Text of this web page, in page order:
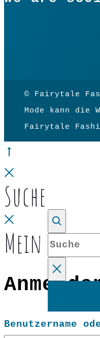
© Fairytale
Mode kann die
Fairytale
top
Suche
Suche
Mein Konto
Benutzername